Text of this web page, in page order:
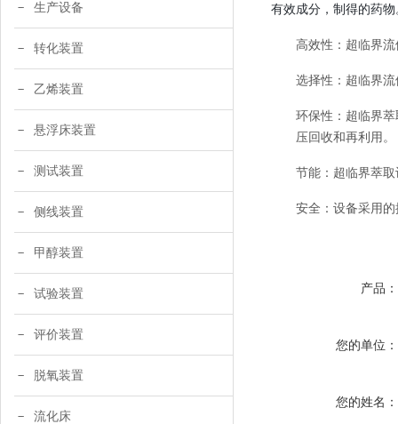
生产设备
转化装置
乙烯装置
悬浮床装置
测试装置
侧线装置
甲醇装置
试验装置
评价装置
脱氧装置
流化床
有效成分，制得的药
高效性：超临界
选择性：超临界
环保性：超临界
压回收和再利用。
节能：超临界萃
安全：设备采用
产品：
您的单位：
您的姓名：